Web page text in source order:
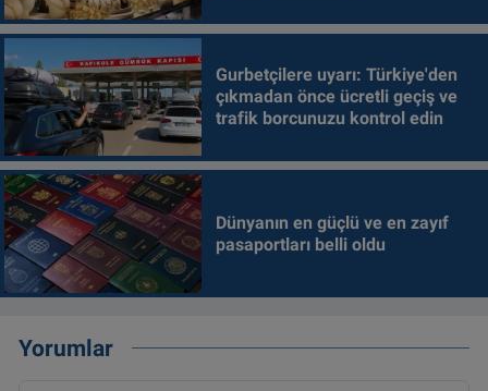
Gurbetçilere uyarı: Türkiye'den
çıkmadan önce ücretli geçiş ve
trafik borcunuzu kontrol edin
Dünyanın en güçlü ve en zayıf
pasaportları belli oldu
Yorumlar